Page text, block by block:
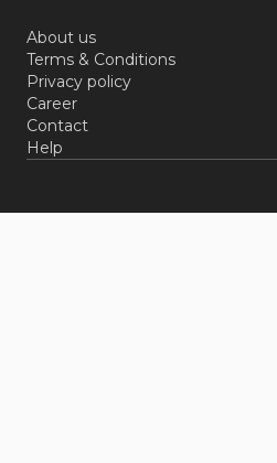
About us
Terms & Conditions
Privacy policy
Career
Contact
Help